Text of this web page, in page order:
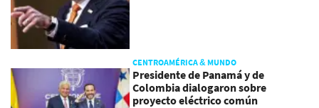
CENTROAMÉRICA & MUNDO
Presidente de Panamá y de
Colombia dialogaron sobre
proyecto eléctrico común